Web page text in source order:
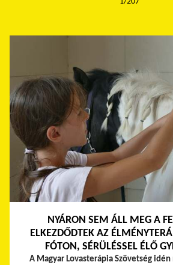
NYÁRON SEM ÁLL MEG A
ELKEZDŐDTEK AZ
FÓTON, SÉRÜLÉSSEL ÉLŐ
A Magyar Lovasterápia Szövetség